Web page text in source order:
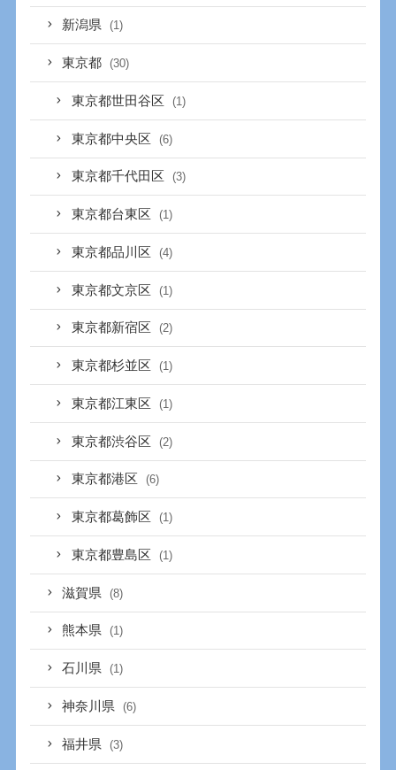
新潟県 (1)
東京都 (30)
東京都世田谷区 (1)
東京都中央区 (6)
東京都千代田区 (3)
東京都台東区 (1)
東京都品川区 (4)
東京都文京区 (1)
東京都新宿区 (2)
東京都杉並区 (1)
東京都江東区 (1)
東京都渋谷区 (2)
東京都港区 (6)
東京都葛飾区 (1)
東京都豊島区 (1)
滋賀県 (8)
熊本県 (1)
石川県 (1)
神奈川県 (6)
福井県 (3)